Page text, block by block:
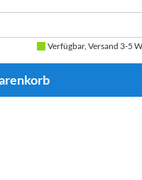
Verfügbar, Versand 3-5